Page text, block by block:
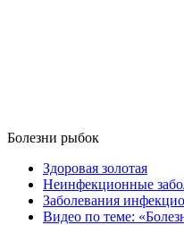
Болезни рыбок
Здоровая золотая
Неинфекционные
Заболевания
Видео по теме: